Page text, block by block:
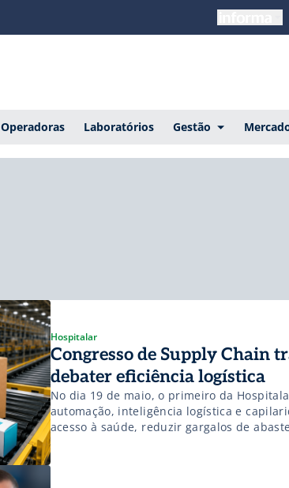
Operadoras Laboratórios Gestão
Hospitalar
Congresso de Supply Chain
debater eficiência logística
No dia 19 de maio, o primeiro da
automação, inteligência logística e
acesso à saúde, reduzir gargalos de
para o setor.